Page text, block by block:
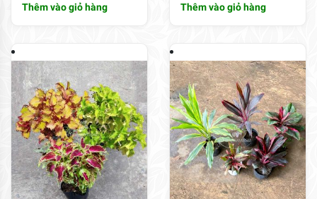
Thêm vào giỏ hàng Thêm vào giỏ hàng